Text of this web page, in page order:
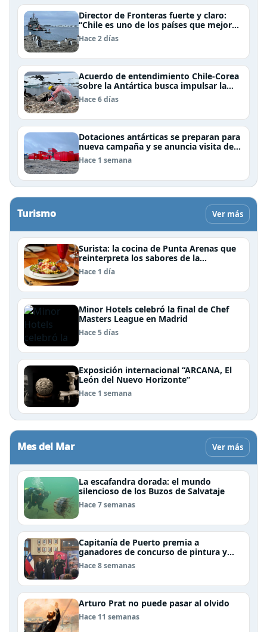
Director de Fronteras fuerte y claro:
“Chile es uno de los países que mejor
derechos tiene para sustentar una
reclamación de territorio antártico”
Hace 2 días
Acuerdo de entendimiento Chile-Corea
sobre la Antártica busca impulsar la
investigación científica
Hace 6 días
Dotaciones antárticas se preparan para
nueva campaña y se anuncia visita de
Pdte Kast y su gabinete al continente
blanco
Hace 1 semana
Turismo Ver más
Surista: la cocina de Punta Arenas que
reinterpreta los sabores de la
Patagonia
Hace 1 día
Minor Hotels celebró la final de Chef
Masters League en Madrid
Hace 5 días
Exposición internacional “ARCANA, El
León del Nuevo Horizonte”
Hace 1 semana
Mes del Mar Ver más
La escafandra dorada: el mundo
silencioso de los Buzos de Salvataje
Hace 7 semanas
Capitanía de Puerto premia a
ganadores de concurso de pintura y
cierra el Mes del Mar en Puerto Natales
Hace 8 semanas
Arturo Prat no puede pasar al olvido
Hace 11 semanas